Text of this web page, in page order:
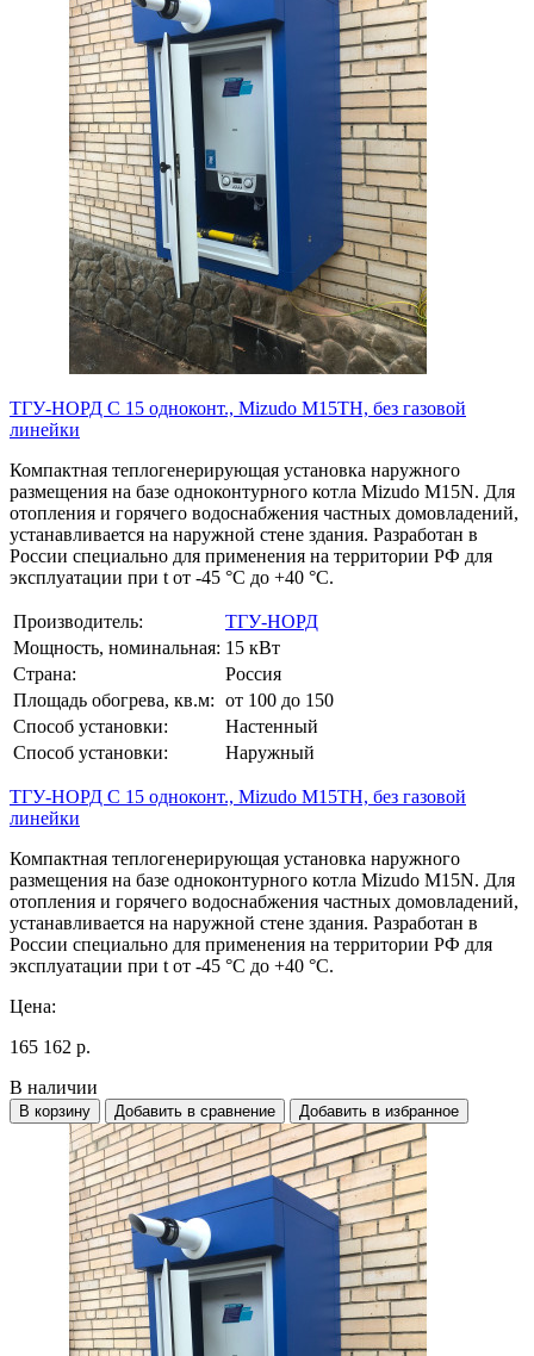
ТГУ-НОРД С 15 одноконт., Mizudo M15TH, без газовой
линейки
Компактная теплогенерирующая установка наружного
размещения на базе одноконтурного котла Mizudo M15N. Для
отопления и горячего водоснабжения частных домовладений,
устанавливается на наружной стене здания. Разработан в
России специально для применения на территории РФ для
эксплуатации при t от -45 °C до +40 °C.
Производитель:
ТГУ-НОРД
Мощность, номинальная: 15 кВт
Страна:
Россия
Площадь обогрева, кв.м: от 100 до 150
Способ установки:
Настенный
Способ установки:
Наружный
ТГУ-НОРД С 15 одноконт., Mizudo M15TH, без газовой
линейки
Компактная теплогенерирующая установка наружного
размещения на базе одноконтурного котла Mizudo M15N. Для
отопления и горячего водоснабжения частных домовладений,
устанавливается на наружной стене здания. Разработан в
России специально для применения на территории РФ для
эксплуатации при t от -45 °C до +40 °C.
Цена:
165 162 р.
В наличии
В корзину Добавить в сравнение Добавить в избранное